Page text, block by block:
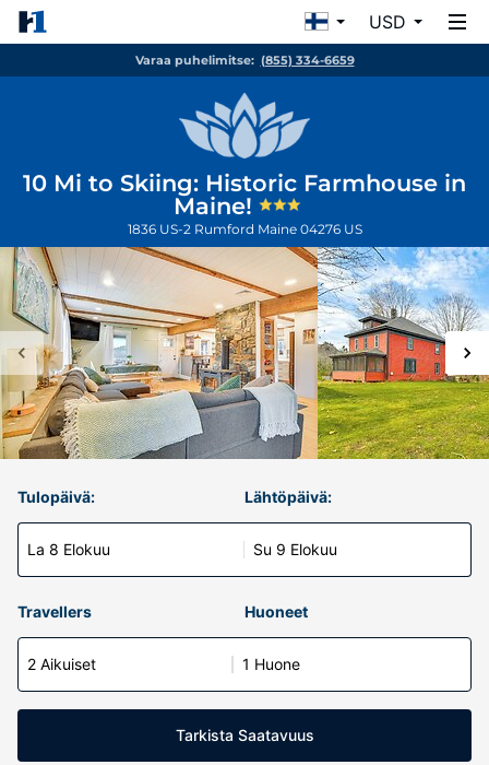
USD
Varaa puhelimitse: (855) 334-6659
10 Mi to Skiing: Historic Farmhouse in
Maine!
1836 US-2 Rumford Maine 04276 US
Tulopäivä:
La 8 Elokuu
Lähtöpäivä:
Su 9 Elokuu
Travellers Huoneet
2 Aikuiset 1 Huone
Tarkista Saatavuus